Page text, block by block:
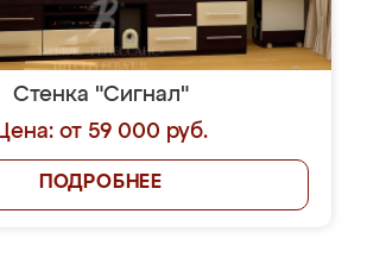
Стенка "Сигнал"
от 59 000 руб.
ПОДРОБНЕЕ